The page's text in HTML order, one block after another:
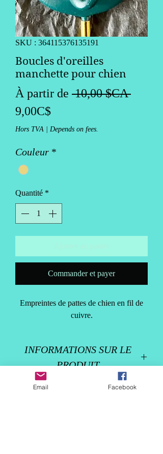
SKU : 364115376135191
Boucles d'oreilles
manchette pour chien
À partir de 10,00 $CA Prix
9,00C$Prix
promotionnel
Hors TVA Depends on fees.
Couleur *
Quantité *
Commander et payer
Empreintes de pattes de chien en fil de
cuivre.
INFORMATIONS SUR LE
PRODUIT
Pour l'amour des pattes de chien dans le
Email Facebook